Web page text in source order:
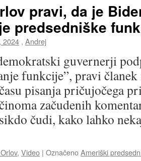
pravi, da je
predsedniške
2024 , Andrej
guvernerji
funkcije”, pravi
pisanja pričujočega
začudenih
čudi, kako lahko
, Video | OznačenoAmeriški